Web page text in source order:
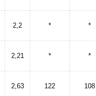
2,2 * *
2,21 * *
2,63 122 108